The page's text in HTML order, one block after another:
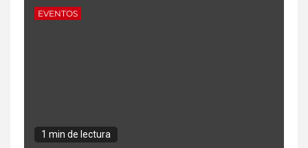
EVENTOS
1 min de lectura